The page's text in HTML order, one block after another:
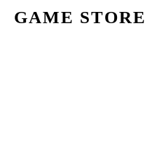
GAME STORE